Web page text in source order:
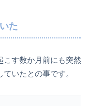
た
こす数か月前にも突然
いたとの事です。